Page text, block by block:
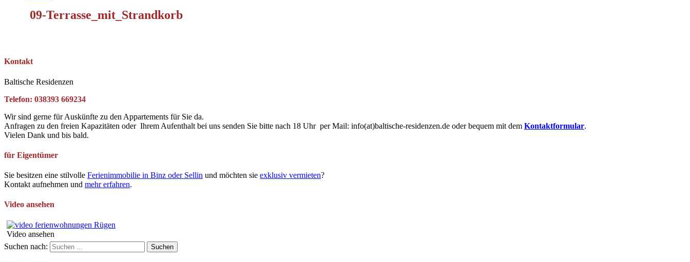
09-Terrasse_mit_Strandkorb
Kontakt
Baltische Residenzen
Telefon: 038393 669234
Wir sind gerne für Auskünfte zu den Appartements für Sie da.
Anfragen zu den freien Kapazitäten oder Ihrem Aufenthalt bei uns senden Sie bitte nach 18 Uhr per Mail: info(at)baltische-residenzen.de oder bequem mit dem Kontaktformular.
Vielen Dank und bis bald.
für Eigentümer
Sie besitzen eine stilvolle Ferienimmobilie in Binz oder Sellin und möchten sie exklusiv vermieten?
Kontakt aufnehmen und mehr erfahren.
Video ansehen
Video ansehen
Suchen nach: